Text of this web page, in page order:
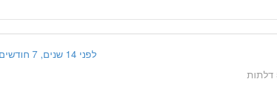
לפני 14 שנים, 7 חודשים